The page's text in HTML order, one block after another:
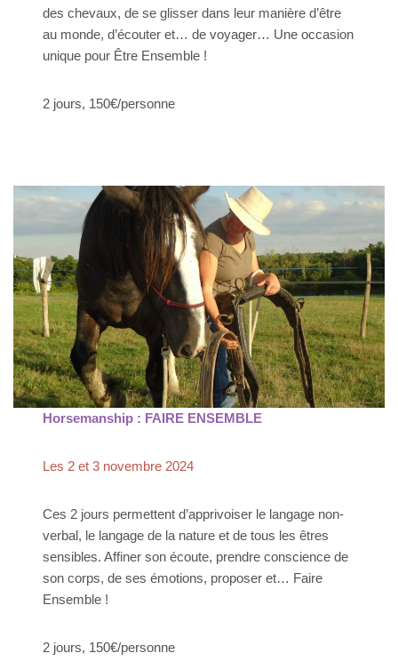
des chevaux, de se glisser dans leur manière d’être
au monde, d’écouter et… de voyager… Une occasion
unique pour Être Ensemble !
2 jours, 150€/personne
Horsemanship : FAIRE ENSEMBLE
Les 2 et 3 novembre 2024
Ces 2 jours permettent d’apprivoiser le langage non-
verbal, le langage de la nature et de tous les êtres
sensibles. Affiner son écoute, prendre conscience de
son corps, de ses émotions, proposer et… Faire
Ensemble !
2 jours, 150€/personne